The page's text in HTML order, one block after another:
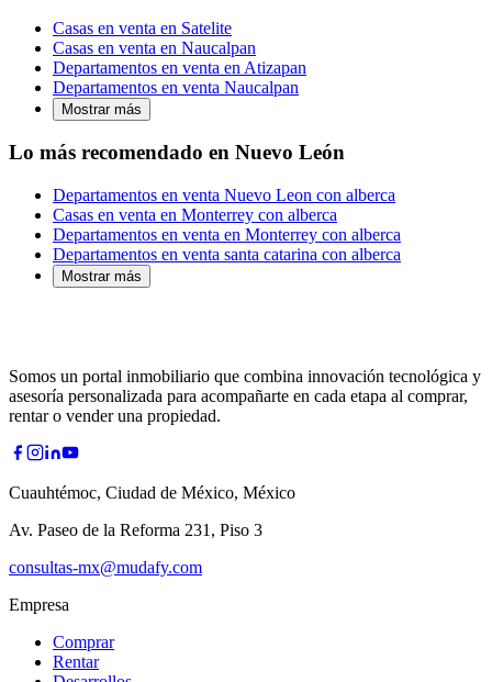
Casas en venta en Satelite
Casas en venta en Naucalpan
Departamentos en venta en Atizapan
Departamentos en venta Naucalpan
Mostrar más
Lo más recomendado en Nuevo León
Departamentos en venta Nuevo Leon con alberca
Casas en venta en Monterrey con alberca
Departamentos en venta en Monterrey con alberca
Departamentos en venta santa catarina con alberca
Mostrar más
Somos un portal inmobiliario que combina innovación tecnológica y
asesoría personalizada para acompañarte en cada etapa al comprar,
rentar o vender una propiedad.
Cuauhtémoc, Ciudad de México, México
Av. Paseo de la Reforma 231, Piso 3
consultas-mx@mudafy.com
Empresa
Comprar
Rentar